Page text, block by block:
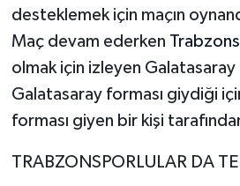
desteklemek için maçın
Maç devam ederken
olmak için izleyen Galatasaray
Galatasaray forması giydiği
forması giyen bir kişi
TRABZONSPORLULAR DA